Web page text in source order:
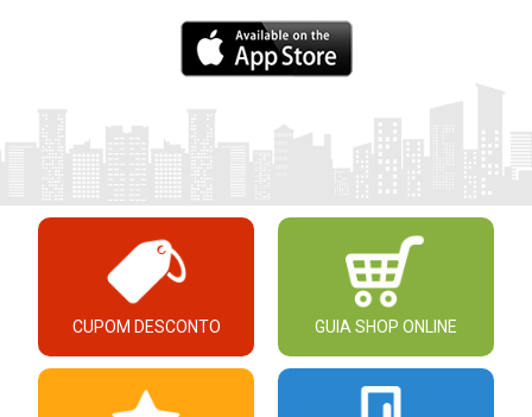
CUPOM DESCONTO GUIA SHOP ONLINE